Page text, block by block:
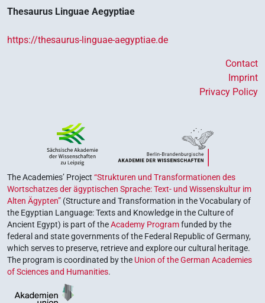
Thesaurus Linguae Aegyptiae
https://thesaurus-linguae-aegyptiae.de
Contact
Imprint
Privacy Policy
The Academies’ Project “Strukturen und Transformationen des
Wortschatzes der ägyptischen Sprache: Text- und Wissenskultur im
Alten Ägypten” (Structure and Transformation in the Vocabulary of
the Egyptian Language: Texts and Knowledge in the Culture of
Ancient Egypt) is part of theAcademy Programfunded by the
federal and state governments of the Federal Republic of Germany,
which serves to preserve, retrieve and explore our cultural heritage.
The program is coordinated by the Union of the German Academies
of Sciences and Humanities.